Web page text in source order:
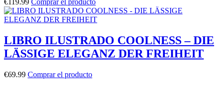
€ 119.99 Comprar el producto
LIBRO ILUSTRADO COOLNESS – DIE
LÄSSIGE ELEGANZ DER FREIHEIT
€69.99 Comprar el producto